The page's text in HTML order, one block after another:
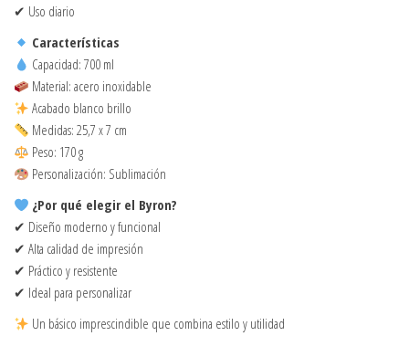
✔ Uso diario
Características
Capacidad: 700 ml
Material: acero inoxidable
Acabado blanco brillo
Medidas: 25,7 x 7 cm
Peso: 170 g
Personalización: Sublimación
¿Por qué elegir el Byron?
✔ Diseño moderno y funcional
✔ Alta calidad de impresión
✔ Práctico y resistente
✔ Ideal para personalizar
Un básico imprescindible que combina estilo y utilidad